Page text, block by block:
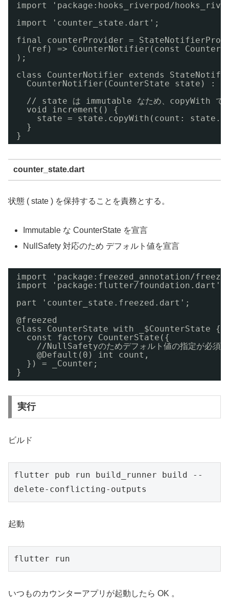
import 'package:hooks_riverpod/
import 'counter_state.dart';
final counterProvider =
(ref) => CounterNotifier(const
);
class CounterNotifier extends
CounterNotifier(CounterState state) :
// state は immutable なため、copyWith で複
void increment() {
state = state.copyWith(count:
}
}
counter_state.dart
状態 ( state ) を保持することを責務とする。
Immutable な CounterState を宣言
NullSafety 対応のため デフォルト値を宣言
import 'package:freezed_annotation/
import 'package:flutter/foundation.dart';
part 'counter_state.freezed.dart';
@freezed
class CounterState with _$CounterState {
const factory CounterState({
//NullSafetyのためデフォルト値の指定が必須
@Default(0) int count,
}) = _Counter;
}
実行
ビルド
flutter pub run build_runner build --
delete-conflicting-outputs
起動
flutter run
いつものカウンターアプリが起動したら OK 。